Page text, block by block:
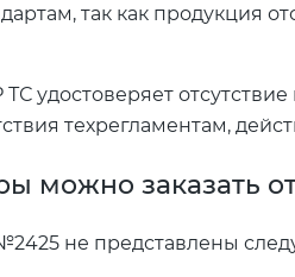
так как продукция
удостоверяет
техрегламентам,
можно заказать
не представлены